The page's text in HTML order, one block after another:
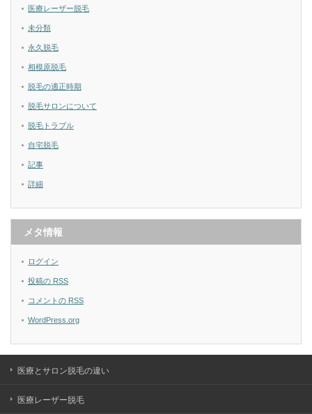
医療レーザー脱毛
未分類
永久脱毛
相模原脱毛
脱毛の適正時期
脱毛サロンについて
脱毛トラブル
自宅脱毛
記事
詳細
メタ情報
ログイン
投稿の RSS
コメントの RSS
WordPress.org
医療とサロン脱毛の違い
医療レーザー脱毛